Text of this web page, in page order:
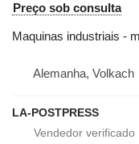
Preço sob consulta
Maquinas industriais -
Alemanha, Volkach
LA-POSTPRESS